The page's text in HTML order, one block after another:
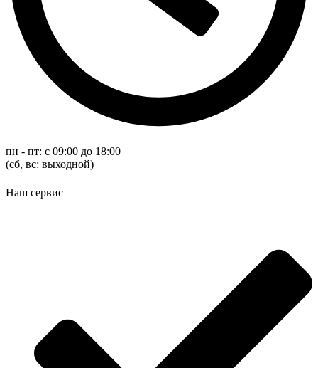
пн - пт: с 09:00 до 18:00
(cб, вс: выходной)
Наш сервис